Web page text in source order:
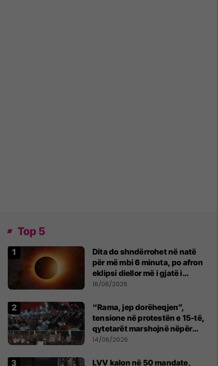
Top 5
Dita do shndërrohet në natë
për më mbi 6 minuta, po afron
eklipsi diellor më i gjatë i
shekullit të 21-të
16/06/2026
“Rama, jep dorëheqjen”,
tensione në protestën e 15-të,
qytetarët marshojnë nëpër
kryeqytet
14/06/2026
LVV kalon në 50 mandate,